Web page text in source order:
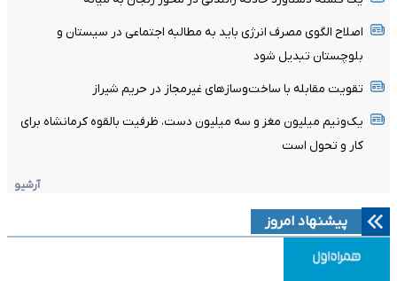
اصلاح الگوی مصرف انرژی باید به مطالبه اجتماعی در سیستان و
بلوچستان تبدیل شود
تقویت مقابله با ساخت‌وسازهای غیرمجاز در حریم شیراز
یک‌ونیم میلیون مغز و سه میلیون دست، ظرفیت بالقوه کرمانشاه برای
کار و تحول است
آرشیو
پیشنهاد امروز